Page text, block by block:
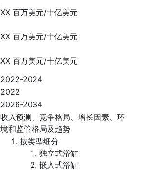
XX 百万美元/十亿美元
XX 百万美元/十亿美元
XX 百万美元/十亿美元
2022-2024
2022
2026-2034
收入预测、竞争格局、增长因素、环
境和监管格局及趋势
按类型细分
独立式浴缸
嵌入式浴缸